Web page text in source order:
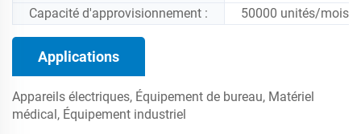
Capacité d'approvisionnement :
50000 unités/mois
Applications
Appareils électriques, Équipement de bureau, Matériel
médical, Équipement industriel